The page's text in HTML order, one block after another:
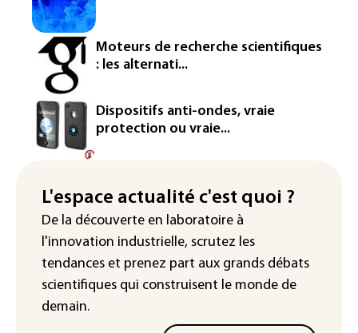
solaire
La métropole de Rouen porte plainte
contre BASF pour pollution aux PFAS
Canicule: à l'arrêt depuis fin juillet, la
centrale de Golfech reconnectée au
réseau
Véhicules de livraison autonomes: la
homologation
Iris³: Eutelsat investira 3,4 milliards
d'euros dans la future constellation
européenne
Moteurs de recherche scientifiques
: les alternati...
Dispositifs anti-ondes, vraie
protection ou vraie...
L'espace actualité c'est quoi ?
De la découverte en laboratoire à
l'innovation industrielle, scrutez les
tendances et prenez part aux grands débats
scientifiques qui construisent le monde de
demain.